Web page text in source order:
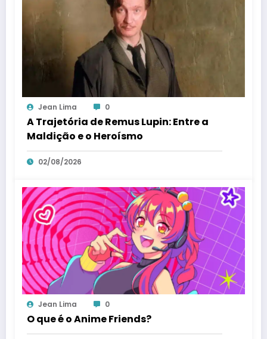
Jean Lima 0
A Trajetória de Remus Lupin: Entre a
Maldição e o Heroísmo
02/08/2026
Jean Lima 0
O que é o Anime Friends?